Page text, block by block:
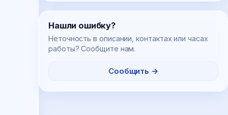
Нашли ошибку?
Неточность в описании, контактах или часах
работы? Сообщите нам.
Сообщить →